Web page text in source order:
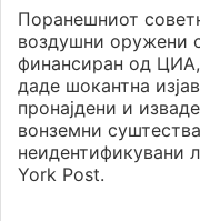
Поранешниот
воздушни оружени
финансиран од
даде шокантна
пронајдени и
вонземни
неидентификувани
York Post.